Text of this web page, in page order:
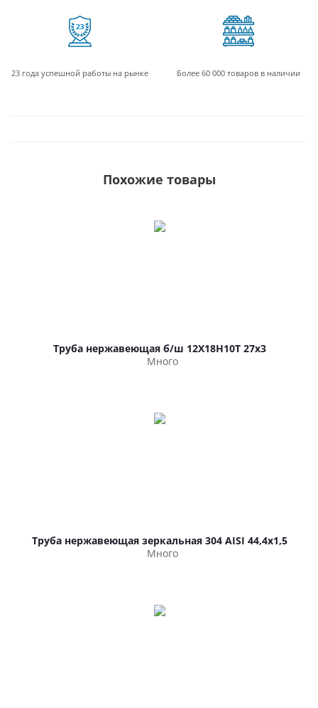
23 года успешной работы на рынке Более 60 000 товаров в наличии
Похожие товары
Труба нержавеющая б/ш 12Х18Н10Т 27х3
Много
Труба нержавеющая зеркальная 304 AISI 44,4х1,5
Много